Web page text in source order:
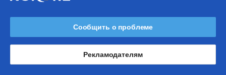
Сообщить о проблеме
Рекламодателям